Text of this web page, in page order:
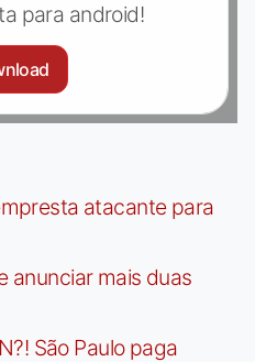
para android!
atacante para
anunciar mais duas
São Paulo paga